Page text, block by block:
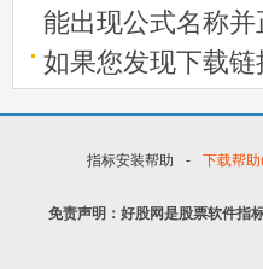
能出现公式名称
如果您发现下载
指标安装帮助 - 下载帮助
免责声明：好股网是股票软件指